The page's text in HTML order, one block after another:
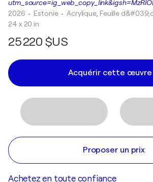
2026 • Estonie • Acrylique, Feuille
24 x 20 in
25 220 $US
Acquérir cette œuvre
Proposer un prix
Achetez en toute confiance